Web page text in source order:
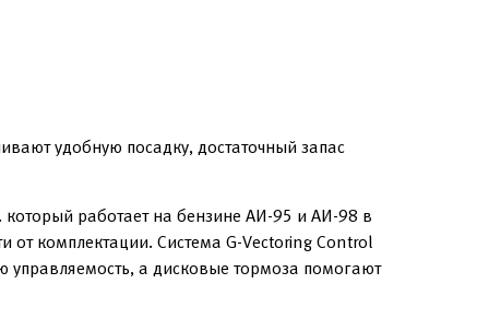
удобную посадку, достаточный запас
работает на бензине АИ-95 и АИ-98 в
от комплектации. Система G-Vectoring Control
управляемость, а дисковые тормоза помогают